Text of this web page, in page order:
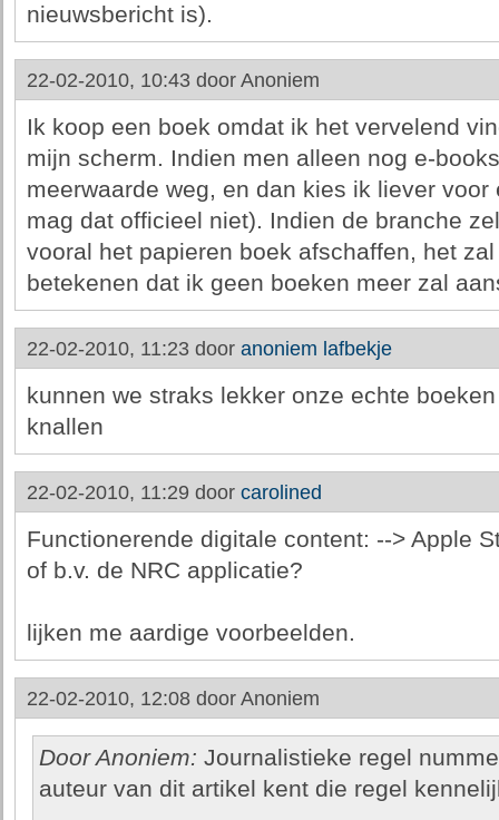
nieuwsbericht is).
22-02-2010, 10:43 door Anoniem
Ik koop een boek omdat ik het vervelend
mijn scherm. Indien men alleen nog e-
meerwaarde weg, en dan kies ik liever
mag dat officieel niet). Indien de branche
vooral het papieren boek afschaffen, het
betekenen dat ik geen boeken meer zal
22-02-2010, 11:23 door anoniem lafbekje
kunnen we straks lekker onze echte
knallen
22-02-2010, 11:29 door carolined
Functionerende digitale content: --> Apple
of b.v. de NRC applicatie?
lijken me aardige voorbeelden.
22-02-2010, 12:08 door Anoniem
Door Anoniem: Journalistieke regel
auteur van dit artikel kent die regel